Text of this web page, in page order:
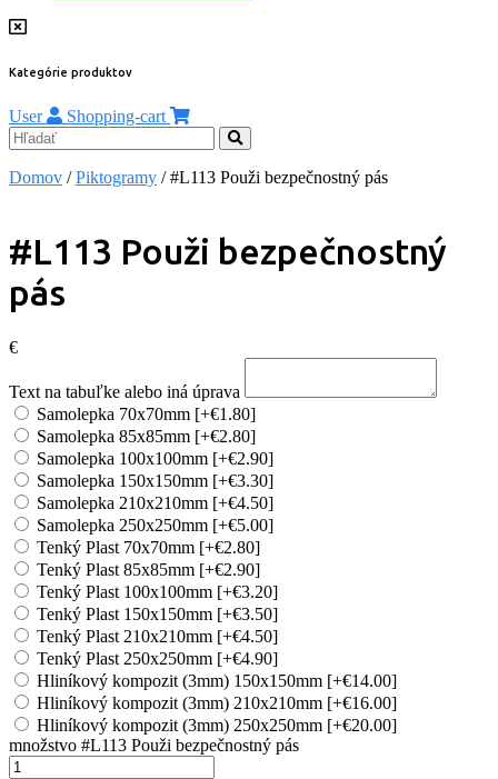
Kategórie produktov
User Shopping-cart
Domov /Piktogramy / #L113 Použi bezpečnostný pás
#L113 Použi bezpečnostný
pás
€
Text na tabuľke alebo iná úprava
Samolepka 70x70mm [+€1.80]
Samolepka 85x85mm [+€2.80]
Samolepka 100x100mm [+€2.90]
Samolepka 150x150mm [+€3.30]
Samolepka 210x210mm [+€4.50]
Samolepka 250x250mm [+€5.00]
Tenký Plast 70x70mm [+€2.80]
Tenký Plast 85x85mm [+€2.90]
Tenký Plast 100x100mm [+€3.20]
Tenký Plast 150x150mm [+€3.50]
Tenký Plast 210x210mm [+€4.50]
Tenký Plast 250x250mm [+€4.90]
Hliníkový kompozit (3mm) 150x150mm [+€14.00]
Hliníkový kompozit (3mm) 210x210mm [+€16.00]
Hliníkový kompozit (3mm) 250x250mm [+€20.00]
množstvo #L113 Použi bezpečnostný pás